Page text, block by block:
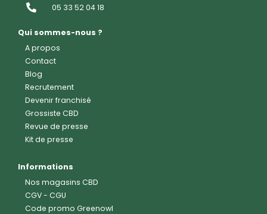
05 33 52 04 18
Qui sommes-nous ?
A propos
Contact
Blog
Recrutement
Devenir franchisé
Grossiste CBD
Revue de presse
Kit de presse
Informations
Nos magasins CBD
CGV- CGU
Code promo Greenowl